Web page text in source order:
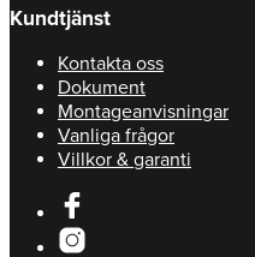
Kundtjänst
Kontakta oss
Dokument
Montageanvisningar
Vanliga frågor
Villkor & garanti